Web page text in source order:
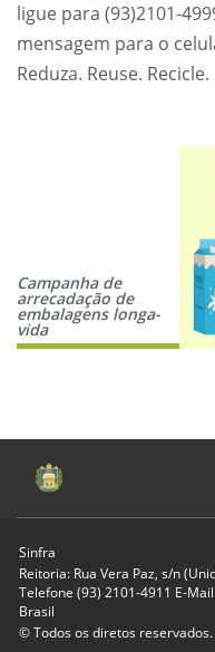
ligue para (93)2101-
mensagem para o
Reduza. Reuse. Recicle.
Campanha de
arrecadação de
embalagens longa-
vida
Sinfra
Reitoria: Rua Vera Paz, s/n
Telefone (93) 2101-4911 E-
Brasil
© Todos os diretos